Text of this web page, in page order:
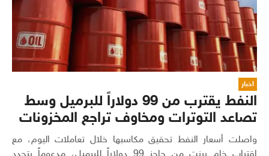
اخبار
النفط يقترب من 99 دولاراً للبرميل وسط
تصاعد التوترات ومخاوف تراجع المخزونات
واصلت أسعار النفط تحقيق مكاسبها خلال تعاملات اليوم، مع